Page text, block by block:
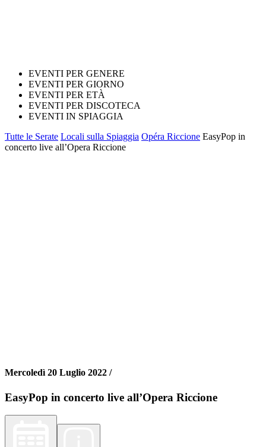
EVENTI PER GENERE
EVENTI PER GIORNO
EVENTI PER ETÀ
EVENTI PER DISCOTECA
EVENTI IN SPIAGGIA
Tutte le Serate Locali sulla Spiaggia Opéra Riccione EasyPop in
concerto live all’Opera Riccione
Mercoledì 20 Luglio 2022 /
EasyPop in concerto live all’Opera Riccione